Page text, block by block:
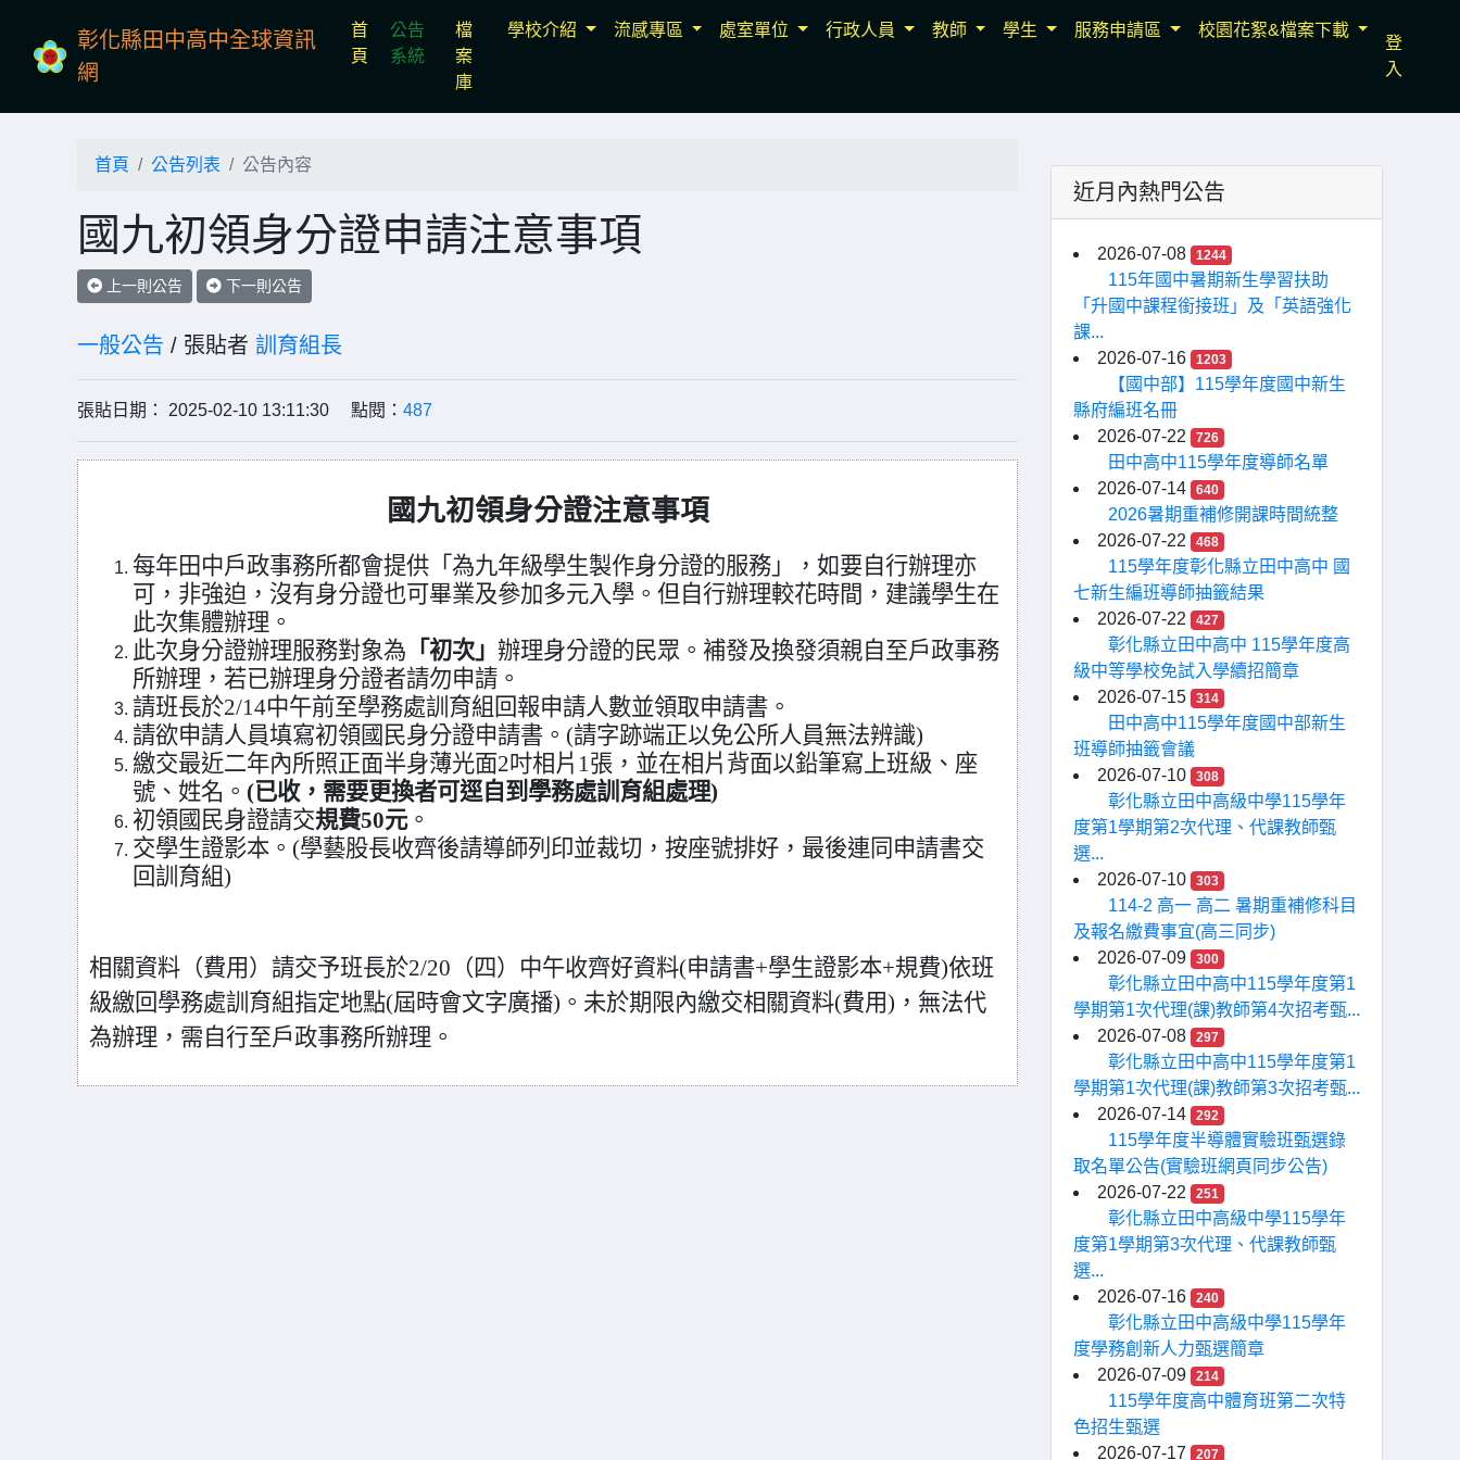
彰化縣田中高中全球資訊
網
首
頁 (current)
公告
系統
檔
案
庫
學校介紹 流感專區 處室單位 行政人員 教師 學生 服務申請區 校園花絮&檔案下載
登
入
首頁 公告列表 公告內容
國九初領身分證申請注意事項
上一則公告 下一則公告
一般公告 / 張貼者 訓育組長
張貼日期： 2025-02-10 13:11:30 點閱： 487
國九初領身分證注意事項
每年田中戶政事務所都會提供「為九年級學生製作身分證的服務」，如要自行辦理亦
可， 非強迫，沒有身分證也可畢業及參加多元入學。 但自行辦理較花時間，建議學生在
此次集體辦理。
此次身分證辦理服務對象為 「初次」 辦理身分證的民眾。補發及換發須親自至戶政事務
所辦理，若已辦理身分證者請勿申請。
請班長於2/14中午前至學務處訓育組回報申請人數並領取申請書。
請欲申請人員填寫初領國民身分證申請書。(請字跡端正以免公所人員無法辨識)
繳交最近二年內所照正面半身薄光面2吋相片1張，並在相片背面以鉛筆寫上班級、座
號、姓名。 (已收，需要更換者可逕自到學務處訓育組處理)
初領國民身證請交規費50元。
交學生證影本。(學藝股長收齊後請導師列印並裁切，按座號排好，最後連同申請書交
回訓育組)
相關資料（費用）請交予班長於2/20（四）中午收齊好資料(申請書+學生證影本+規費)依班
級繳回學務處訓育組指定地點(屆時會文字廣播)。未於期限內繳交相關資料(費用)，無法代
為辦理，需自行至戶政事務所辦理。
近月內熱門公告
2026-07-08 1244
115年國中暑期新生學習扶助
「升國中課程銜接班」及「英語強化
課...
2026-07-16
1203
【國中部】115學年度國中新生
縣府編班名冊
2026-07-22
726
田中高中115學年度導師名單
2026-07-14
640
2026暑期重補修開課時間統整
2026-07-22
468
115學年度彰化縣立田中高中 國
七新生編班導師抽籤結果
2026-07-22
427
彰化縣立田中高中 115學年度高
級中等學校免試入學續招簡章
2026-07-15
314
田中高中115學年度國中部新生
班導師抽籤會議
2026-07-10
308
彰化縣立田中高級中學115學年
度第1學期第2次代理、代課教師甄
選...
2026-07-10
303
114-2 高一 高二 暑期重補修科目
及報名繳費事宜(高三同步)
2026-07-09
300
彰化縣立田中高中115學年度第1
學期第1次代理(課)教師第4次招考甄...
2026-07-08
297
彰化縣立田中高中115學年度第1
學期第1次代理(課)教師第3次招考甄...
2026-07-14
292
115學年度半導體實驗班甄選錄
取名單公告(實驗班網頁同步公告)
2026-07-22
251
彰化縣立田中高級中學115學年
度第1學期第3次代理、代課教師甄
選...
2026-07-16
240
彰化縣立田中高級中學115學年
度學務創新人力甄選簡章
2026-07-09
214
115學年度高中體育班第二次特
色招生甄選
2026-07-17
207